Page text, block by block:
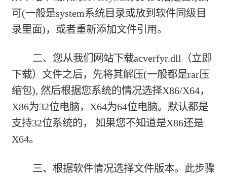
可(一般是system系统目录或放到软件同级目
录里面)，或者重新添加文件引用。
二、您从我们网站下载acverfyr.dll（立即
下载） 文件之后，先将其解压(一般都是rar压
缩包), 然后根据您系统的情况选择X86/X64，
X86为32位电脑，X64为64位电脑。默认都是
支持32位系统的， 如果您不知道是X86还是
X64。
三、根据软件情况选择文件版本。此步骤